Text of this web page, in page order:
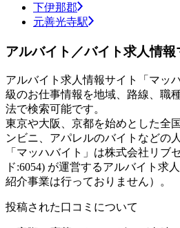
下伊那郡
元善光寺駅
アルバイト／バイト求人情報
アルバイト求人情報サイト「マッ
級のお仕事情報を地域、路線、職
法で検索可能です。
東京や大阪、京都を始めとした全
ンビニ、アパレルのバイトなどの
「マッハバイト」は株式会社リブ
ド:6054) が運営するアルバイト求
紹介事業は行っておりません）。
投稿された口コミについて